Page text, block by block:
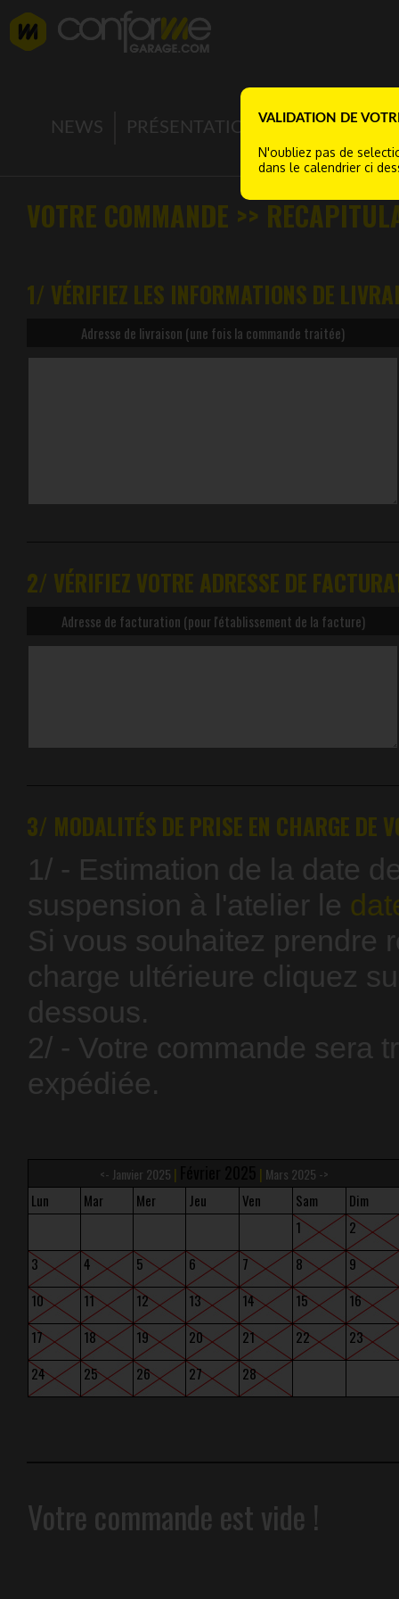
NEWS PRÉSENTATION ENTRETIEN
VOTRE COMMANDE >>
1/ VÉRIFIEZ LES INFORMATIONS DE
Adresse de livraison (une fois la commande traitée)
2/ VÉRIFIEZ VOTRE ADRESSE DE
Adresse de facturation (pour l'établissement de la facture)
3/ MODALITÉS DE PRISE EN CHARGE DE
1/ - Estimation de la date
suspension à l'atelier le
Si vous souhaitez prendre
charge ultérieure cliquez
dessous.
2/ - Votre commande sera
expédiée.
<- Janvier 2025 | | Mars 2025 ->
Lun Mar Mer Jeu Ven Sam
Dim
1
2
3
4 5 6 7 8
9
10
11 12 13 14 15
16
17
18 19 20 21 22
23
24
25 26 27 28
Votre commande est vide !
VALIDATION DE
N'oubliez pas de
dans le calendrier ci